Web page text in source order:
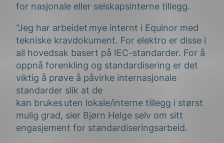
for nasjonale eller selskapsinterne tillegg.
“Jeg har arbeidet mye internt i Equinor med
tekniske kravdokument. For elektro er disse i
all hovedsak basert på IEC-standarder. For å
oppnå forenkling og standardisering er det
viktig å prøve å påvirke internasjonale
standarder slik at de
kan brukes uten lokale/interne tillegg i størst
mulig grad, sier Bjørn Helge selv om sitt
engasjement for standardiseringsarbeid.